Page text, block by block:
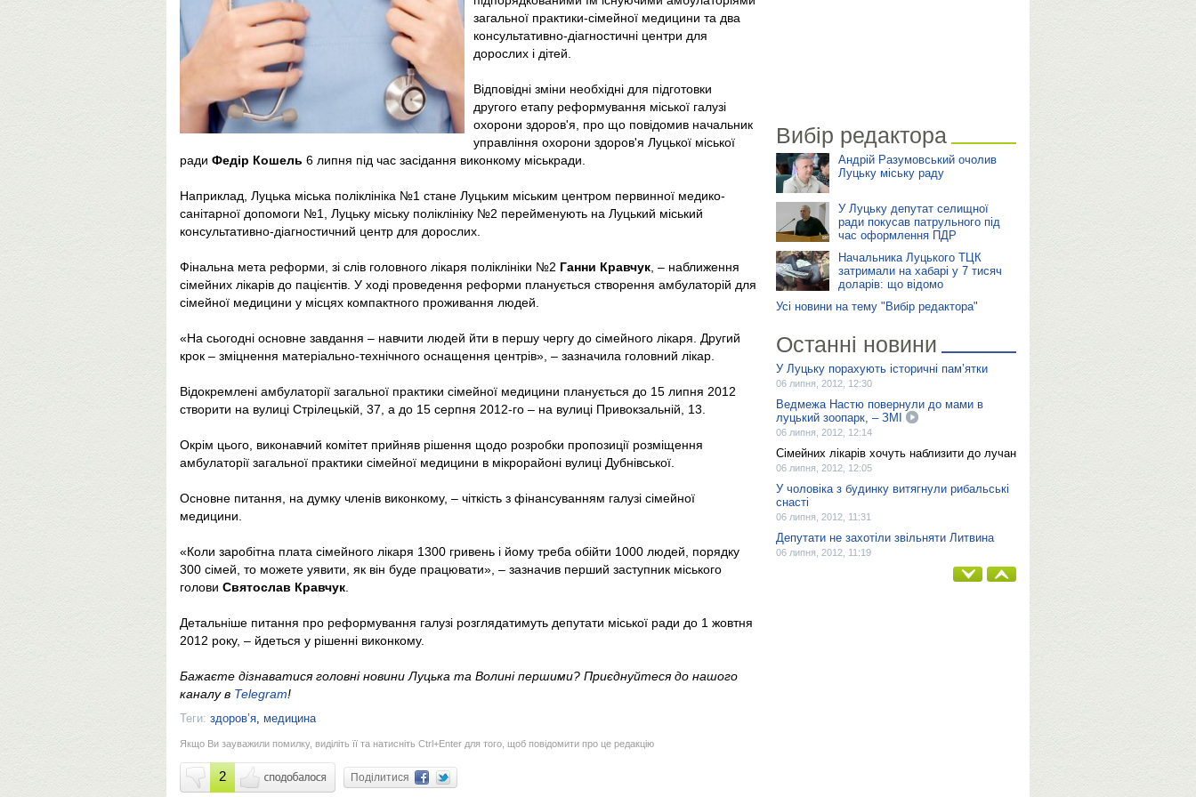
загальної практики-сімейної медицини та два
консультативно-діагностичні центри для
дорослих і дітей.
Відповідні зміни необхідні для підготовки
другого етапу реформування міської галузі
охорони здоров'я, про що повідомив начальник
управління охорони здоров'я Луцької міської
ради Федір Кошель 6 липня під час засідання виконкому міськради.
Наприклад, Луцька міська поліклініка №1 стане Луцьким міським центром первинної медико-
санітарної допомоги №1, Луцьку міську поліклініку №2 перейменують на Луцький міський
консультативно-діагностичний центр для дорослих.
Фінальна мета реформи, зі слів головного лікаря поліклініки №2 Ганни Кравчук , – наближення
сімейних лікарів до пацієнтів. У ході проведення реформи планується створення амбулаторій для
сімейної медицини у місцях компактного проживання людей.
«На сьогодні основне завдання – навчити людей йти в першу чергу до сімейного лікаря. Другий
крок – зміцнення матеріально-технічного оснащення центрів», – зазначила головний лікар.
Відокремлені амбулаторії загальної практики сімейної медицини планується до 15 липня 2012
створити на вулиці Стрілецькій, 37, а до 15 серпня 2012-го – на вулиці Привокзальній, 13.
Окрім цього, виконавчий комітет прийняв рішення щодо розробки пропозиції розміщення
амбулаторії загальної практики сімейної медицини в мікрорайоні вулиці Дубнівської.
Основне питання, на думку членів виконкому, – чіткість з фінансуванням галузі сімейної
медицини.
«Коли заробітна плата сімейного лікаря 1300 гривень і йому треба обійти 1000 людей, порядку
300 сімей, то можете уявити, як він буде працювати», – зазначив перший заступник міського
голови Святослав Кравчук
Детальніше питання про реформування галузі розглядатимуть депутати міської ради до 1 жовтня
2012 року, – йдеться у рішенні виконкому.
Бажаєте дізнаватися головні новини Луцька та Волині першими? Приєднуйтеся до нашого
каналу в Telegram!
Теги: здоров’я, медицина
Якщо Ви зауважили помилку, виділіть її та натисніть Ctrl+Enter для того, щоб повідомити про це редакцію
2 Поділитися
Вибір редактора
Андрій Разумовський очолив
Луцьку міську раду
У Луцьку депутат селищної
ради покусав патрульного під
час оформлення ПДР
Начальника Луцького ТЦК
затримали на хабарі у 7 тисяч
доларів: що відомо
Усі новини на тему "Вибір редактора"
Останні новини
У Луцьку порахують історичні пам’ятки
06 липня, 2012, 12:30
Ведмежа Настю повернули до мами в
луцький зоопарк, – ЗМІ
06 липня, 2012, 12:14
Сімейних лікарів хочуть наблизити до лучан
06 липня, 2012, 12:05
У чоловіка з будинку витягнули рибальські
снасті
06 липня, 2012, 11:31
Депутати не захотіли звільняти Литвина
06 липня, 2012, 11:19